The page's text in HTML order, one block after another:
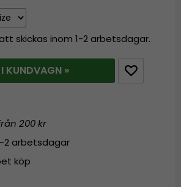
skickas inom 1-2 arbetsdagar.
KUNDVAGN »
200 kr
2 arbetsdagar
köp